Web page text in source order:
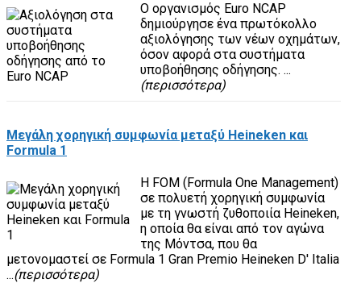
Ο οργανισμός Euro NCAP
δημιούργησε ένα πρωτόκολλο
αξιολόγησης των νέων οχημάτων,
όσον αφορά στα συστήματα
υποβοήθησης οδήγησης. ...
(περισσότερα)
Μεγάλη χορηγική συμφωνία μεταξύ Heineken και
Formula 1
H FOM (Formula One Management)
σε πολυετή χορηγική συμφωνία
με τη γνωστή ζυθοποιία Heineken,
η οποία θα είναι από τον αγώνα
της Μόντσα, που θα
μετονομαστεί σε Formula 1 Gran Premio Heineken D' Italia
...(περισσότερα)